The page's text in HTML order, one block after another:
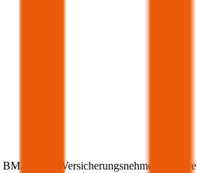
BM-Stufe , Versicherungsnehmer 30 Jahre